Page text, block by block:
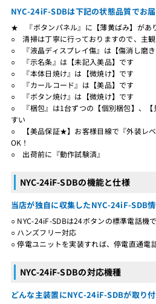
NYC-24iF-SDBは下記の状態品質でお
★ 『ボタンパネル』に【薄黄ばみ】があ
○ 清掃は丁寧に行っておりますので、主
○ 『液晶ディスプレイ傷』は【傷消し磨
○ 『示名条』は【未記入美品】です
○ 『本体日焼け』は【微焼け】です
○ 『カールコード』は【美品】です
○ 『ボタン焼け』は【微焼け】です
○ 『梱包』は1台ずつの【個別梱包】、【
すい
○ 【美品保証★】お客様目線で『外装レ
OK！
○ 出荷前に『動作試験済』
NYC-24iF-SDBの機能と仕様
当店が独自に収集したNYC-24iF-SDB情
○ NYC-24iF-SDBは24ボタンの標準電話機
○ ハンズフリー対応
○ 停電ユニットを実装すれば、停電直通電
NYC-24iF-SDBの対応機種
どんな主装置にNYC-24iF-SDBが取り